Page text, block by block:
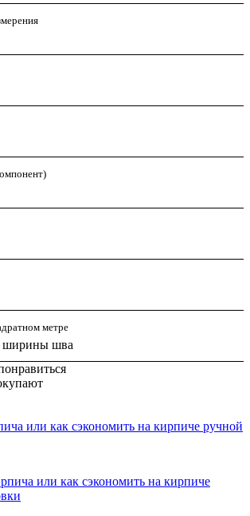
метре
ширины шва
или как сэкономить на кирпиче